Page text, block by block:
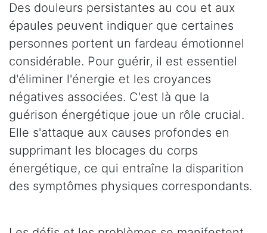
Des douleurs persistantes au cou et aux
épaules peuvent indiquer que certaines
personnes portent un fardeau émotionnel
considérable. Pour guérir, il est essentiel
d'éliminer l'énergie et les croyances
négatives associées. C'est là que la
guérison énergétique joue un rôle crucial.
Elle s'attaque aux causes profondes en
supprimant les blocages du corps
énergétique, ce qui entraîne la disparition
des symptômes physiques correspondants.